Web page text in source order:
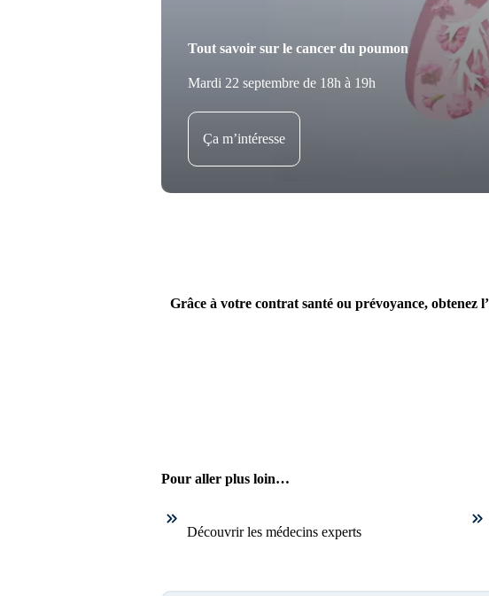
Tout savoir sur le cancer du poumon
Mardi 22 septembre de 18h à 19h
Ça m’intéresse
Grâce à votre contrat santé ou prévoyance, obtenez
Pour aller plus loin…
Découvrir les médecins experts